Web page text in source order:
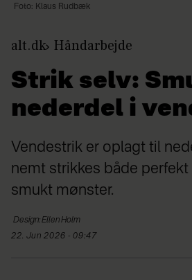
Foto: Klaus Rudbæk
alt.dk Håndarbejde
Strik selv:
nederdel i
Vendestrik er oplagt til
nemt strikkes både
smukt mønster.
Design: EllenHolm
22. Jun 2026 - 09:47